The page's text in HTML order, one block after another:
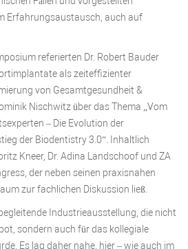
Erfahrungsaustausch, auch auf
referierten Dr. Robert Bauder
als zeiteffizienter
von Gesamtgesundheit &
Nischwitz über das Thema „Vom
– Die Evolution der
der Biodentistry 3.0“. Inhaltlich
Kneer, Dr. Adina Landschoof und ZA
der neben seinen praxisnahen
zur fachlichen Diskussion ließ.
Industrieausstellung, die nicht
sondern auch für das kollegiale
Es lag daher nahe, hier – wie auch im